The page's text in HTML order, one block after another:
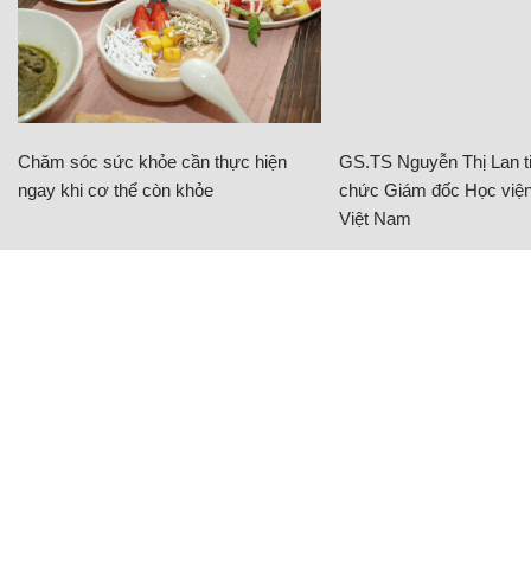
Chăm sóc sức khỏe cần thực hiện
ngay khi cơ thể còn khỏe
GS.TS Nguyễn Thị Lan
chức Giám đốc Học
Việt Nam